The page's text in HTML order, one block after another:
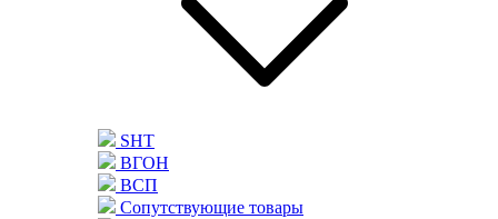
SHT
ВГОН
ВСП
Сопутствующие товары